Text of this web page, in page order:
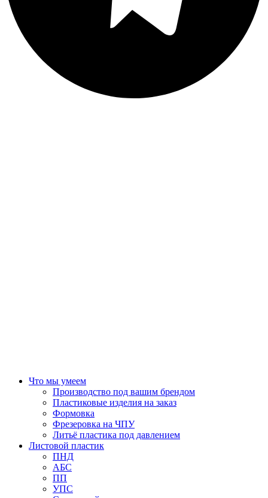
Что мы умеем
Производство под вашим брендом
Пластиковые изделия на заказ
Формовка
Фрезеровка на ЧПУ
Литьё пластика под давлением
Листовой пластик
ПНД
АБС
ПП
УПС